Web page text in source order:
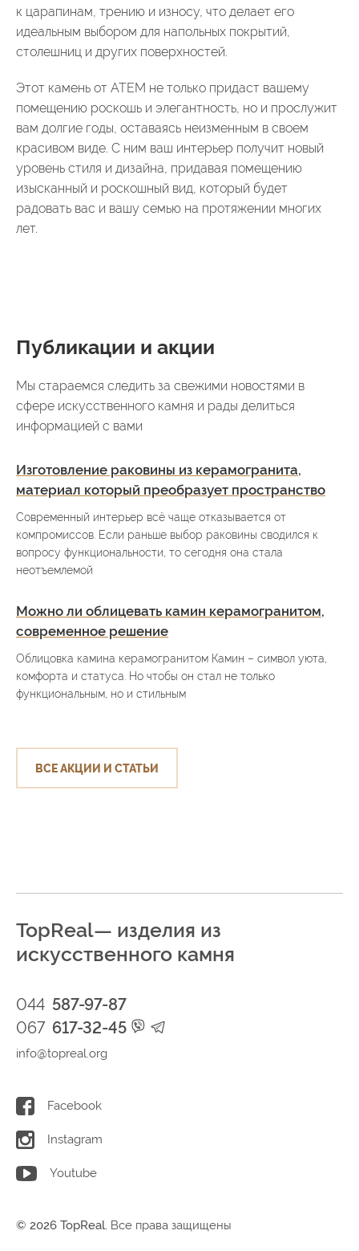
к царапинам, трению и износу, что делает его
идеальным выбором для напольных покрытий,
столешниц и других поверхностей.
Этот камень от АТЕМ не только придаст вашему
помещению роскошь и элегантность, но и прослужит
вам долгие годы, оставаясь неизменным в своем
красивом виде. С ним ваш интерьер получит новый
уровень стиля и дизайна, придавая помещению
изысканный и роскошный вид, который будет
радовать вас и вашу семью на протяжении многих
лет.
Публикации и акции
Мы стараемся следить за свежими новостями в
сфере искусственного камня и рады делиться
информацией с вами
Изготовление раковины из керамогранита,
материал который преобразует пространство
Современный интерьер всё чаще отказывается от
компромиссов. Если раньше выбор раковины сводился к
вопросу функциональности, то сегодня она стала
неотъемлемой
Можно ли облицевать камин керамогранитом,
современное решение
Облицовка камина керамогранитом Камин – символ уюта,
комфорта и статуса. Но чтобы он стал не только
функциональным, но и стильным
ВСЕ АКЦИИ И СТАТЬИ
TopReal— изделия из
искусственного камня
044 587-97-87
067 617-32-45
info@topreal.org
Facebook
Instagram
Youtube
© 2026 TopReal. Все права защищены